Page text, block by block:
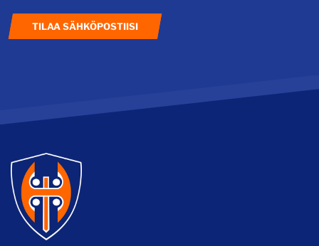
TILAA SÄHKÖPOSTIISI